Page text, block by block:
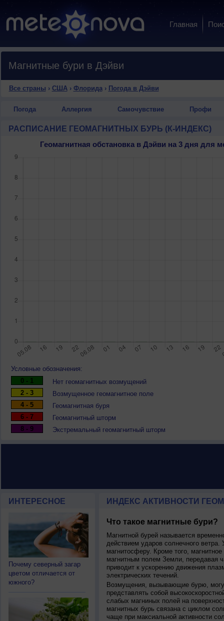
Главная
Магнитные бури в Дэйви
Все страны › США› Флорида› Погода в Дэйви
Погода Аллергия Самочувствие Профи
РАСПИСАНИЕ ГЕОМАГНИТНЫХ БУРЬ (К-ИНДЕКС)
Геомагнитная обстановка в Дэйви на 3 дня для
Условные обозначения:
0 - 1
Нет геомагнитных возмущений
2 - 3
Возмущенное геомагнитное поле
4 - 5
Геомагнитная буря
6 - 7
Геомагнитный шторм
8 - 9
Экстремальный геомагнитный шторм
ИНТЕРЕСНОЕ
Почему северный загар
цветом отличается от
южного?
ИНДЕКС АКТИВНОСТИ
Что такое магнитные бури?
Магнитной бурей называется
действием ударов солнечного ветра.
магнитосферу. Кроме того,
магнитным полем Земли, передавая
приводит к ускорению движения
электрических течений.
Возмущения, вызывающие бурю,
представлять собой
слабых магниных полей на
магнитных бурь связана с циклом
чаще при максиальной активности